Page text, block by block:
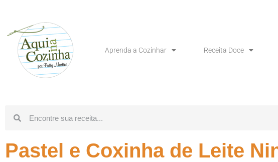
Aprenda a Cozinhar Receita Doce
Pastel e Coxinha de Leite